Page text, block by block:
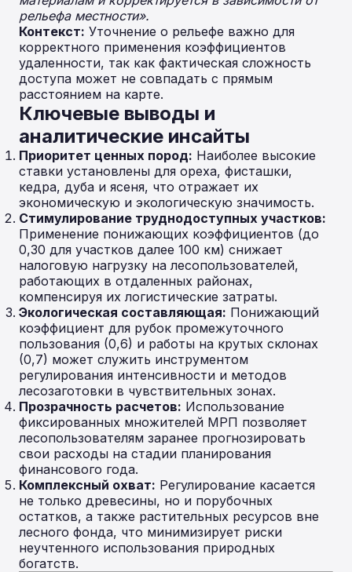
рельефа местности».
Контекст: Уточнение о рельефе важно для
корректного применения коэффициентов
удаленности, так как фактическая сложность
доступа может не совпадать с прямым
расстоянием на карте.
Ключевые выводы и
аналитические инсайты
Приоритет ценных пород: Наиболее высокие
ставки установлены для ореха, фисташки,
кедра, дуба и ясеня, что отражает их
экономическую и экологическую значимость.
Стимулирование труднодоступных участков:
Применение понижающих коэффициентов (до
0,30 для участков далее 100 км) снижает
налоговую нагрузку на лесопользователей,
работающих в отдаленных районах,
компенсируя их логистические затраты.
Экологическая составляющая: Понижающий
коэффициент для рубок промежуточного
пользования (0,6) и работы на крутых склонах
(0,7) может служить инструментом
регулирования интенсивности и методов
лесозаготовки в чувствительных зонах.
Прозрачность расчетов: Использование
фиксированных множителей МРП позволяет
лесопользователям заранее прогнозировать
свои расходы на стадии планирования
финансового года.
Комплексный охват: Регулирование касается
не только древесины, но и порубочных
остатков, а также растительных ресурсов вне
лесного фонда, что минимизирует риски
неучтенного использования природных
богатств.